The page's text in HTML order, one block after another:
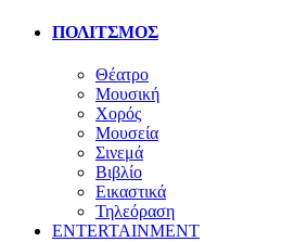
ΠΟΛΙΤΣΜΟΣ
Θέατρο
Μουσική
Χορός
Μουσεία
Σινεμά
Βιβλίο
Εικαστικά
Τηλεόραση
ENTERTAINMENT